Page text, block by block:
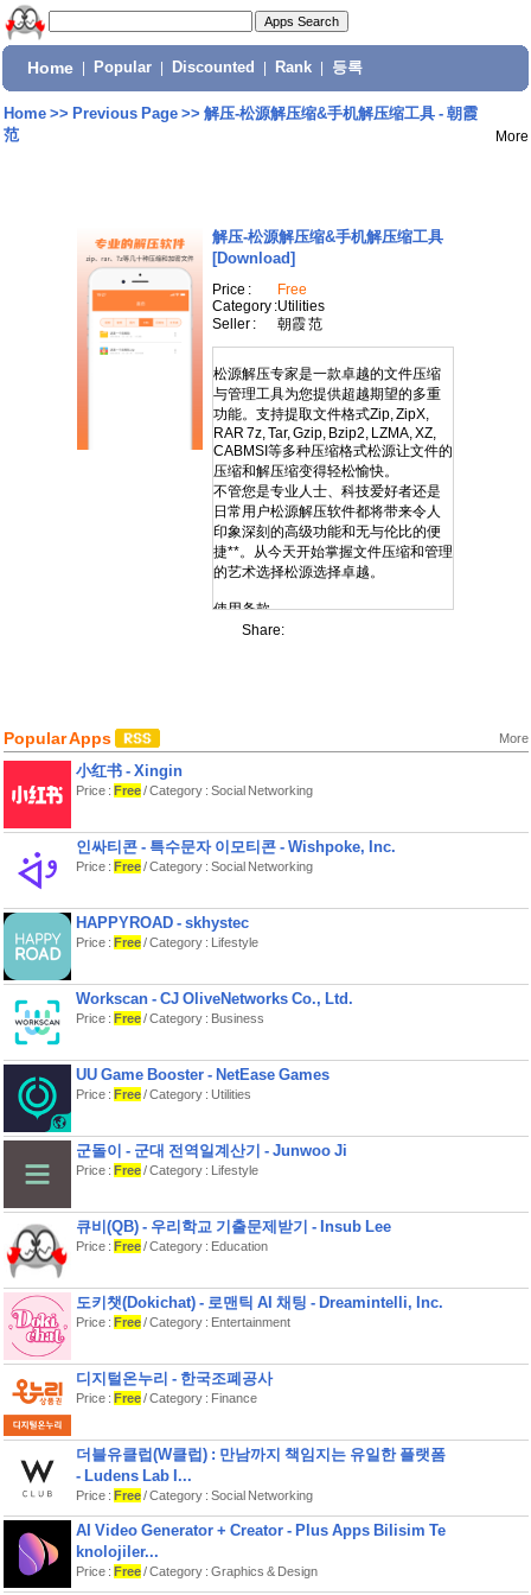
Home Popular Discounted Rank 등록
Home>> Previous Page>> 解压-松源解压缩&手机解压缩工具 - 朝霞
范
More
解压-松源解压缩&手机解压缩工具
[Download]
Price :
Free
Category :Utilities
Seller :
朝霞 范
松源解压专家是一款卓越的文件压缩
与管理工具为您提供超越期望的多重
功能。支持提取文件格式Zip, ZipX,
RAR 7z, Tar, Gzip, Bzip2, LZMA, XZ,
CABMSI等多种压缩格式松源让文件的
压缩和解压缩变得轻松愉快。
不管您是专业人士、科技爱好者还是
日常用户松源解压软件都将带来令人
印象深刻的高级功能和无与伦比的便
捷**。从今天开始掌握文件压缩和管理
的艺术选择松源选择卓越。
使用条款
https://docs.qq.com/doc/DZVp0Q1V6RG1vYUJY
Share:
Popular Apps More
小红书 - Xingin
Price : Free/ Category : Social Networking
인싸티콘 - 특수문자 이모티콘 - Wishpoke, Inc.
Price : Free/ Category : Social Networking
HAPPYROAD - skhystec
Price : Free/ Category : Lifestyle
Workscan - CJ OliveNetworks Co., Ltd.
Price : Free/ Category : Business
UU Game Booster - NetEase Games
Price : Free/ Category : Utilities
군돌이 - 군대 전역일계산기 - Junwoo Ji
Price : Free/ Category : Lifestyle
큐비(QB) - 우리학교 기출문제받기 - Insub Lee
Price : Free/ Category : Education
도키챗(Dokichat) - 로맨틱 AI 채팅 - Dreamintelli, Inc.
Price : Free/ Category : Entertainment
디지털온누리 - 한국조폐공사
Price : Free/ Category : Finance
더블유클럽(W클럽) : 만남까지 책임지는 유일한 플랫폼
- Ludens Lab I...
Price : Free/ Category : Social Networking
AI Video Generator + Creator - Plus Apps Bilisim Te
knolojiler...
Price : Free/ Category : Graphics & Design